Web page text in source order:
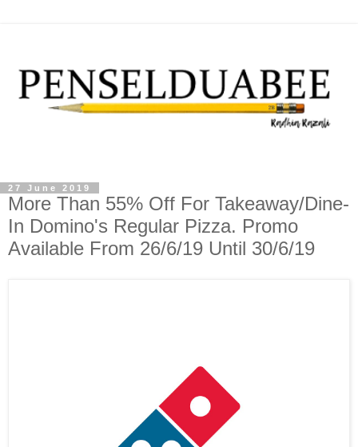
27 June 2019
More Than 55% Off For Takeaway/Dine-
In Domino's Regular Pizza. Promo
Available From 26/6/19 Until 30/6/19